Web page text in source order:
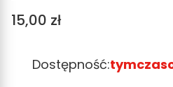
Cena
15,00 zł
Dostępność: